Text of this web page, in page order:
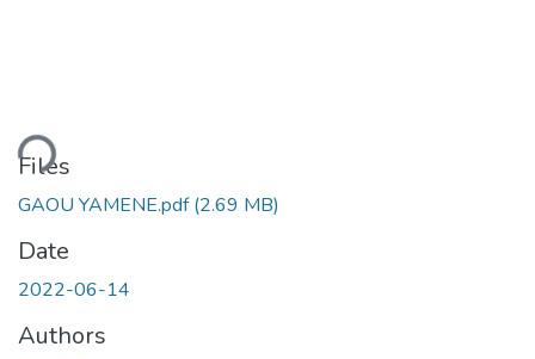
Files
GAOU YAMENE.pdf(2.69 MB)
Date
2022-06-14
Authors